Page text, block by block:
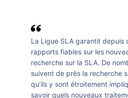
La Ligue SLA garantit depuis
rapports fiables sur les
recherche sur la SLA. De
suivent de près la recherche
qu’ils y sont étroitement
savoir quels nouveaux